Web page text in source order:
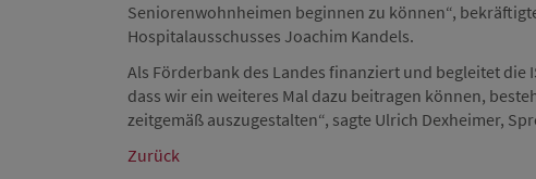
Seniorenwohnheimen beginnen zu können“,
Hospitalausschusses Joachim Kandels.
Als Förderbank des Landes finanziert und begleitet die
dass wir ein weiteres Mal dazu beitragen können,
zeitgemäß auszugestalten“, sagte Ulrich Dexheimer,
Zurück